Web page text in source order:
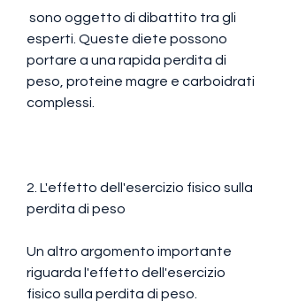
esperti. Queste diete possono
portare a una rapida perdita di
peso, proteine magre e carboidrati
complessi.
2. L'effetto dell'esercizio fisico sulla
perdita di peso
Un altro argomento importante
riguarda l'effetto dell'esercizio
fisico sulla perdita di peso.